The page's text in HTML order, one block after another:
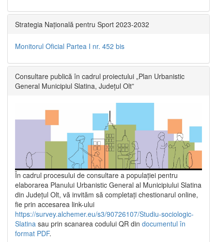
Strategia Națională pentru Sport 2023-2032
Monitorul Oficial Partea I nr. 452 bis
Consultare publică în cadrul proiectului „Plan Urbanistic
General Municipiul Slatina, Județul Olt”
În cadrul procesului de consultare a populaţiei pentru
elaborarea Planului Urbanistic General al Municipiului Slatina
din Județul Olt, vă invităm să completați chestionarul online,
fie prin accesarea link-ului
https://survey.alchemer.eu/s3/90726107/Studiu-sociologic-
Slatina sau prin scanarea codului QR din documentul în
format PDF.